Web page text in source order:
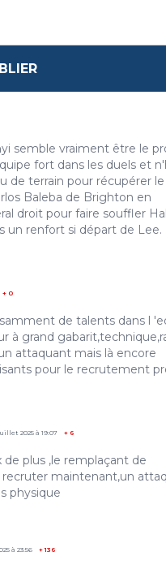
semble vraiment être le
fort dans les duels et
de terrain pour récupérer
Baleba de Brighton en
droit pour faire souffler
un renfort si départ de Lee.
+ 0
de talents dans l
à grand
attaquant mais là encore
pour le recrutement
2025 à 19:07 + 6
de plus ,le remplaçant de
recruter maintenant,un
physique
à 23:56 +136